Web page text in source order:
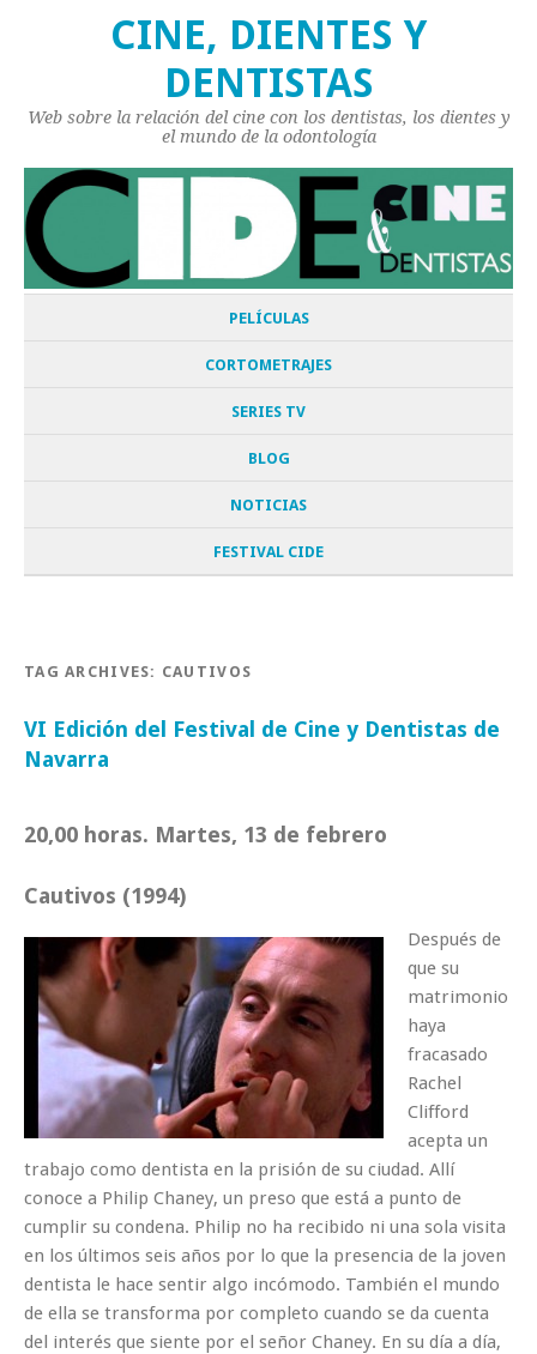
CINE, DIENTES Y
DENTISTAS
Web sobre la relación del cine con los dentistas, los dientes y
el mundo de la odontología
PELÍCULAS
CORTOMETRAJES
SERIES TV
BLOG
NOTICIAS
FESTIVAL CIDE
TAG ARCHIVES: CAUTIVOS
VI Edición del Festival de Cine y Dentistas de
Navarra
20,00 horas. Martes, 13 de febrero
Cautivos (1994)
Después de
que su
matrimonio
haya
fracasado
Rachel
Clifford
acepta un
trabajo como dentista en la prisión de su ciudad. Allí
conoce a Philip Chaney, un preso que está a punto de
cumplir su condena. Philip no ha recibido ni una sola visita
en los últimos seis años por lo que la presencia de la joven
dentista le hace sentir algo incómodo. También el mundo
de ella se transforma por completo cuando se da cuenta
del interés que siente por el señor Chaney. En su día a día,